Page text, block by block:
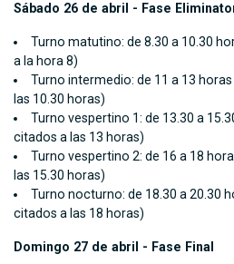
Sábado 26 de abril - Fase
Turno matutino: de 8.30 a 10.30
a la hora 8)
Turno intermedio: de 11 a 13
las 10.30 horas)
Turno vespertino 1: de 13.30 a
citados a las 13 horas)
Turno vespertino 2: de 16 a 18
las 15.30 horas)
Turno nocturno: de 18.30 a 20.30
citados a las 18 horas)
Domingo 27 de abril - Fase Final